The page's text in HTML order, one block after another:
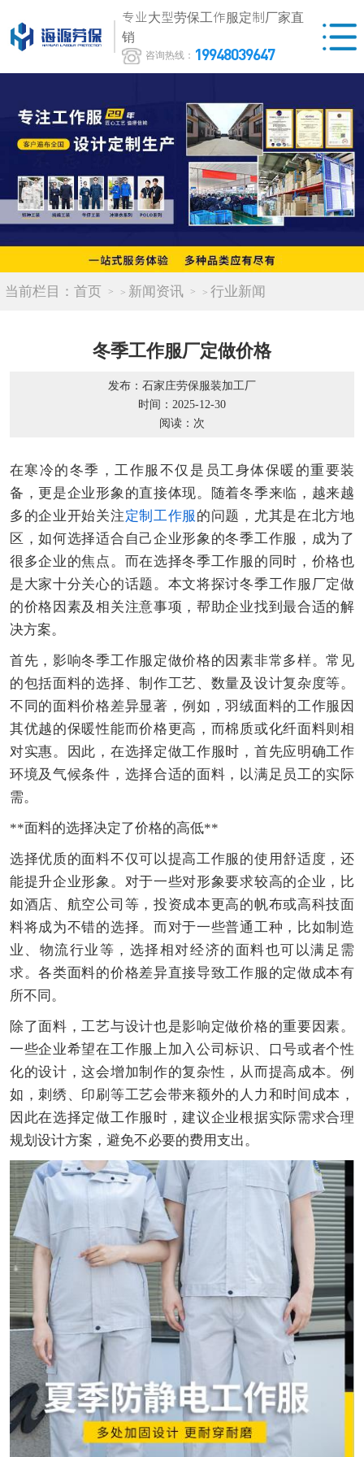
专业大型劳保工作服定制厂家直
销
咨询热线： 19948039647
当前栏目： 首页 > 新闻资讯 > 行业新闻
冬季工作服厂定做价格
发布：石家庄劳保服装加工厂
时间：2025-12-30
阅读： 次
在寒冷的冬季，工作服不仅是员工身体保暖的重要装
备，更是企业形象的直接体现。随着冬季来临，越来越
多的企业开始关注定制工作服 的问题，尤其是在北方地
区，如何选择适合自己企业形象的冬季工作服，成为了
很多企业的焦点。而在选择冬季工作服的同时，价格也
是大家十分关心的话题。本文将探讨冬季工作服厂定做
的价格因素及相关注意事项，帮助企业找到最合适的解
决方案。
首先，影响冬季工作服定做价格的因素非常多样。常见
的包括面料的选择、制作工艺、数量及设计复杂度等。
不同的面料价格差异显著，例如，羽绒面料的工作服因
其优越的保暖性能而价格更高，而棉质或化纤面料则相
对实惠。因此，在选择定做工作服时，首先应明确工作
环境及气候条件，选择合适的面料，以满足员工的实际
需。
**面料的选择决定了价格的高低**
选择优质的面料不仅可以提高工作服的使用舒适度，还
能提升企业形象。对于一些对形象要求较高的企业，比
如酒店、航空公司等，投资成本更高的帆布或高科技面
料将成为不错的选择。而对于一些普通工种，比如制造
业、物流行业等，选择相对经济的面料也可以满足需
求。各类面料的价格差异直接导致工作服的定做成本有
所不同。
除了面料，工艺与设计也是影响定做价格的重要因素。
一些企业希望在工作服上加入公司标识、口号或者个性
化的设计，这会增加制作的复杂性，从而提高成本。例
如，刺绣、印刷等工艺会带来额外的人力和时间成本，
因此在选择定做工作服时，建议企业根据实际需求合理
规划设计方案，避免不必要的费用支出。